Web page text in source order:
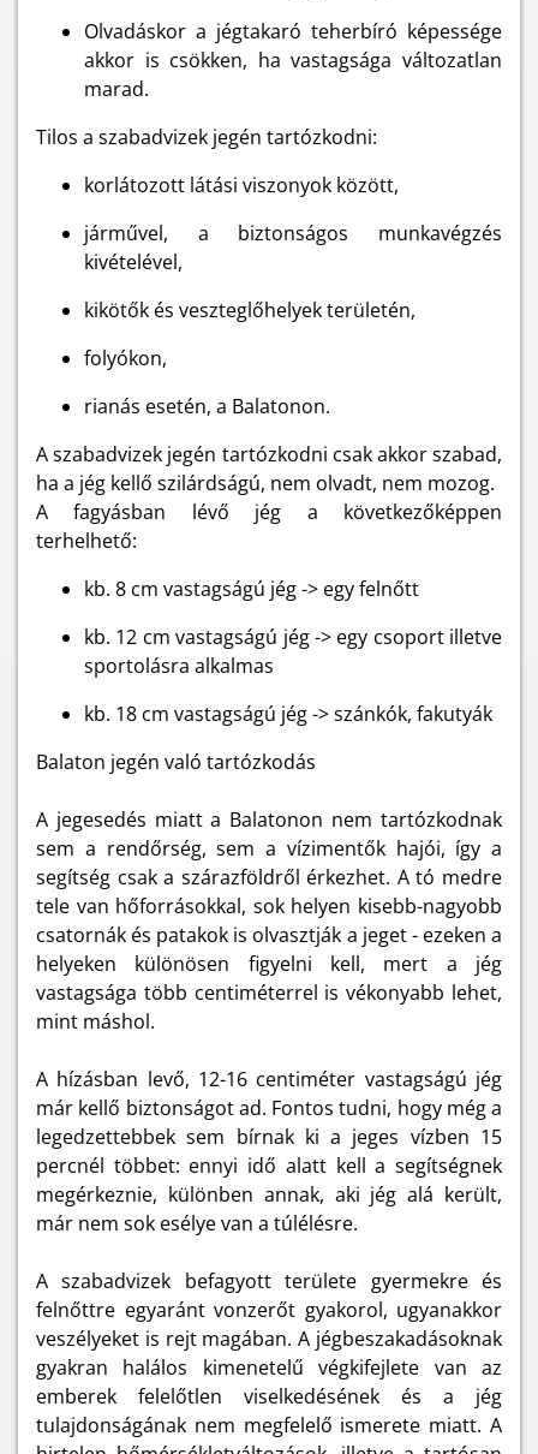
Olvadáskor a jégtakaró teherbíró képessége
akkor is csökken, ha vastagsága változatlan
marad.
Tilos a szabadvizek jegén tartózkodni:
korlátozott látási viszonyok között,
járművel, a biztonságos munkavégzés
kivételével,
kikötők és veszteglőhelyek területén,
folyókon,
rianás esetén, a Balatonon.
A szabadvizek jegén tartózkodni csak akkor szabad,
ha a jég kellő szilárdságú, nem olvadt, nem mozog.
A fagyásban lévő jég a következőképpen
terhelhető:
kb. 8 cm vastagságú jég -> egy felnőtt
kb. 12 cm vastagságú jég -> egy csoport illetve
sportolásra alkalmas
kb. 18 cm vastagságú jég -> szánkók, fakutyák
Balaton jegén való tartózkodás
A jegesedés miatt a Balatonon nem tartózkodnak
sem a rendőrség, sem a vízimentők hajói, így a
segítség csak a szárazföldről érkezhet. A tó medre
tele van hőforrásokkal, sok helyen kisebb-nagyobb
csatornák és patakok is olvasztják a jeget - ezeken a
helyeken különösen figyelni kell, mert a jég
vastagsága több centiméterrel is vékonyabb lehet,
mint máshol.
A hízásban levő, 12-16 centiméter vastagságú jég
már kellő biztonságot ad. Fontos tudni, hogy még a
legedzettebbek sem bírnak ki a jeges vízben 15
percnél többet: ennyi idő alatt kell a segítségnek
megérkeznie, különben annak, aki jég alá került,
már nem sok esélye van a túlélésre.
A szabadvizek befagyott területe gyermekre és
felnőttre egyaránt vonzerőt gyakorol, ugyanakkor
veszélyeket is rejt magában. A jégbeszakadásoknak
gyakran halálos kimenetelű végkifejlete van az
emberek felelőtlen viselkedésének és a jég
tulajdonságának nem megfelelő ismerete miatt. A